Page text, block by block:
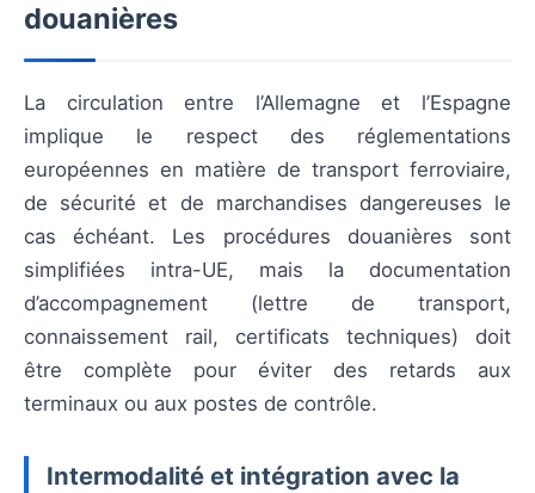
douanières
La circulation entre l’Allemagne et l’Espagne
implique le respect des réglementations
européennes en matière de transport ferroviaire,
de sécurité et de marchandises dangereuses le
cas échéant. Les procédures douanières sont
simplifiées intra-UE, mais la documentation
d’accompagnement (lettre de transport,
connaissement rail, certificats techniques) doit
être complète pour éviter des retards aux
terminaux ou aux postes de contrôle.
Intermodalité et intégration avec la